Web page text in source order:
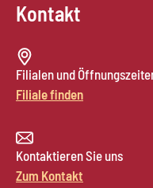
Kontakt
Filialen und
Filiale finden
Kontaktieren Sie uns
Zum Kontakt